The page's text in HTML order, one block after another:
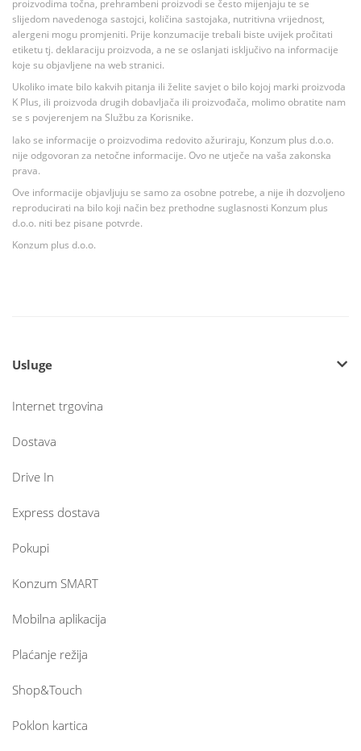
proizvodima točna, prehrambeni proizvodi se često mijenjaju te se
slijedom navedenoga sastojci, količina sastojaka, nutritivna vrijednost,
alergeni mogu promjeniti. Prije konzumacije trebali biste uvijek pročitati
etiketu tj. deklaraciju proizvoda, a ne se oslanjati isključivo na informacije
koje su objavljene na web stranici.
Ukoliko imate bilo kakvih pitanja ili želite savjet o bilo kojoj marki proizvoda
K Plus, ili proizvoda drugih dobavljača ili proizvođača, molimo obratite nam
se s povjerenjem na Službu za Korisnike.
Iako se informacije o proizvodima redovito ažuriraju, Konzum plus d.o.o.
nije odgovoran za netočne informacije. Ovo ne utječe na vaša zakonska
prava.
Ove informacije objavljuju se samo za osobne potrebe, a nije ih dozvoljeno
reproducirati na bilo koji način bez prethodne suglasnosti Konzum plus
d.o.o. niti bez pisane potvrde.
Konzum plus d.o.o.
Usluge
Internet trgovina
Dostava
Drive In
Express dostava
Pokupi
Konzum SMART
Mobilna aplikacija
Plaćanje režija
Shop&Touch
Poklon kartica